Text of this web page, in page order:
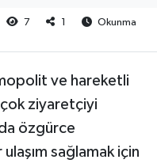
7 1
Okunma
ve hareketli
ziyaretçiyi
özgürce
sağlamak için